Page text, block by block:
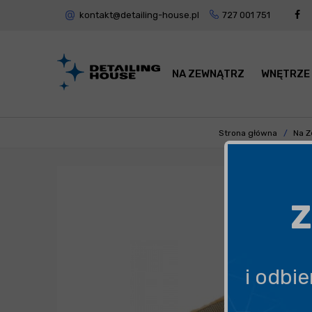
kontakt@detailing-house.pl 727 001 751
NA ZEWNĄTRZ WNĘTRZE
Strona główna Na
i